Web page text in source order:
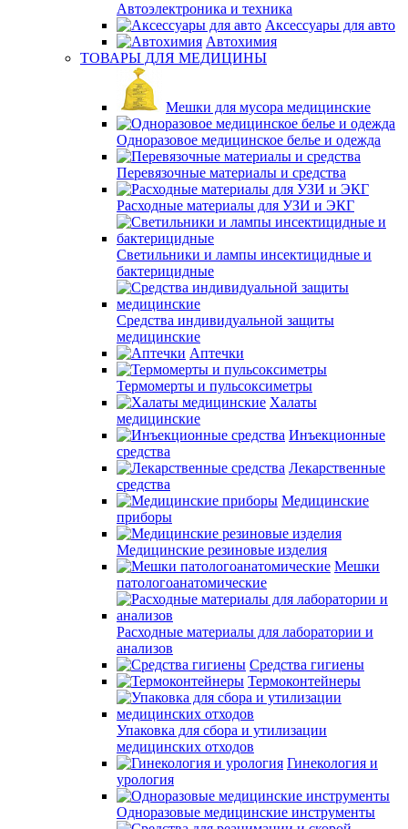
Автоэлектроника и техника
Аксессуары для авто
Автохимия
ТОВАРЫ ДЛЯ МЕДИЦИНЫ
Мешки для мусора медицинские
Одноразовое медицинское белье и одежда
Перевязочные материалы и средства
Расходные материалы для УЗИ и ЭКГ
Светильники и лампы инсектицидные и
бактерицидные
Средства индивидуальной защиты
медицинские
Аптечки
Термомерты и пульсоксиметры
Халаты
медицинские
Инъекционные
средства
Лекарственные
средства
Медицинские
приборы
Медицинские резиновые изделия
Мешки
патологоанатомические
Расходные материалы для лаборатории и
анализов
Средства гигиены
Термоконтейнеры
Упаковка для сбора и утилизации
медицинских отходов
Гинекология и
урология
Одноразовые медицинские инструменты